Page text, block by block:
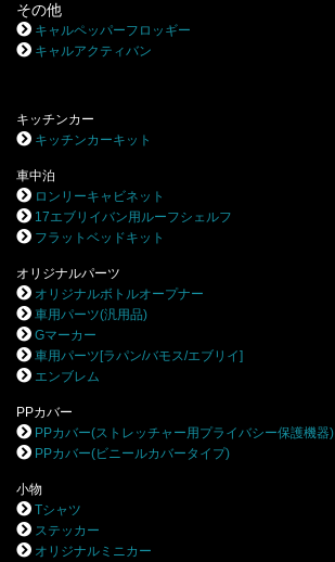
その他
キャルペッパーフロッギー
キャルアクティバン
キッチンカー
キッチンカーキット
車中泊
ロンリーキャビネット
17エブリイバン用ルーフシェルフ
フラットベッドキット
オリジナルパーツ
オリジナルボトルオープナー
車用パーツ(汎用品)
Gマーカー
車用パーツ[ラパン/バモス/エブリイ]
エンブレム
PPカバー
PPカバー(ストレッチャー用プライバシー保護機器)
PPカバー(ビニールカバータイプ)
小物
Tシャツ
ステッカー
オリジナルミニカー